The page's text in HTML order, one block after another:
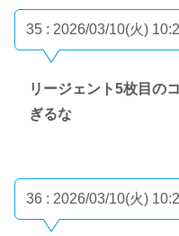
35 : 2026/03/10(火)
リージェント5枚目の
ぎるな
36 : 2026/03/10(火)